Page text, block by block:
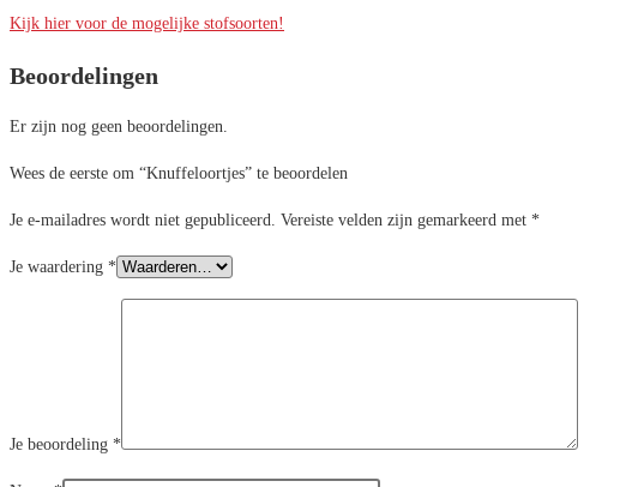
Kijk hier voor de mogelijke stofsoorten!
Beoordelingen
Er zijn nog geen beoordelingen.
Wees de eerste om “Knuffeloortjes” te beoordelen
Je e-mailadres wordt niet gepubliceerd. Vereiste velden zijn gemarkeerd met *
Je waardering *
Je beoordeling *